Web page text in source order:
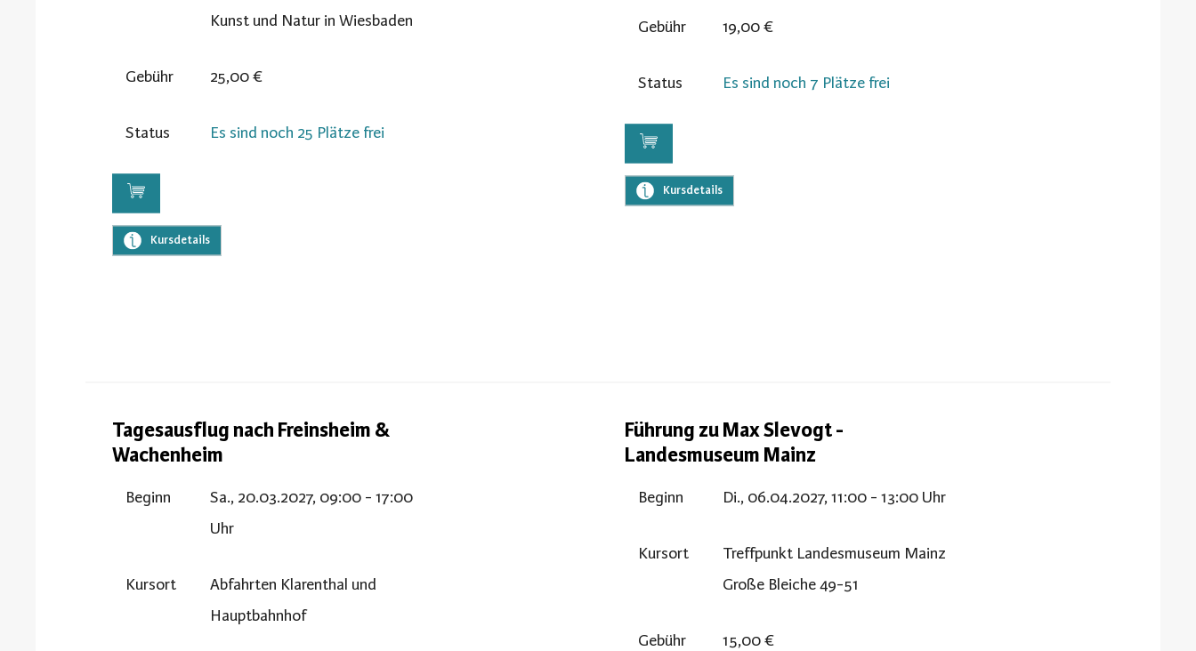
Kunst und Natur in Wiesbaden
Gebühr 25,00 €
Status Es sind noch 25 Plätze frei
Kursdetails
Gebühr 19,00 €
Status Es sind noch 7 Plätze frei
Kursdetails
Tagesausflug nach Freinsheim &
Wachenheim
Beginn
Sa., 20.03.2027, 09:00 - 17:00
Uhr
Kursort
Abfahrten Klarenthal und
Hauptbahnhof
Führung zu Max Slevogt -
Landesmuseum Mainz
Beginn Di., 06.04.2027, 11:00 - 13:00 Uhr
Kursort
Treffpunkt Landesmuseum Mainz
Große Bleiche 49-51
Gebühr 15,00 €